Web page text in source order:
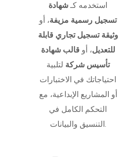
استخدمه كـشهادة
تسجيل رسمية مزيفة، أو
وثيقة تسجيل تجاري قابلة
للتعديل، أو قالب شهادة
تأسيس شركة لتلبية
احتياجاتك في الاختبارات
أو المشاريع الإبداعية، مع
التحكم الكامل في
التنسيق والبيانات.